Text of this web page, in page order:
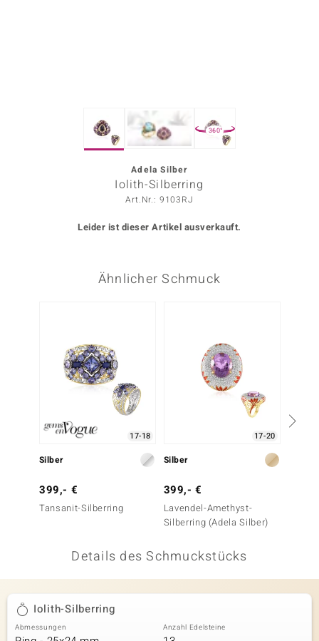
Collection
BY DE MELO
360°
Adela Silber
Iolith-Silberring
Art.Nr.: 9103RJ
Leider ist dieser Artikel ausverkauft.
Ähnlicher Schmuck
17-18
Silber
399,- €
Tansanit-Silberring
17-20
Silber
399,- €
Lavendel-Amethyst-
Silberring (Adela Silber)
Details des Schmuckstücks
Iolith-Silberring
Abmessungen Anzahl Edelsteine